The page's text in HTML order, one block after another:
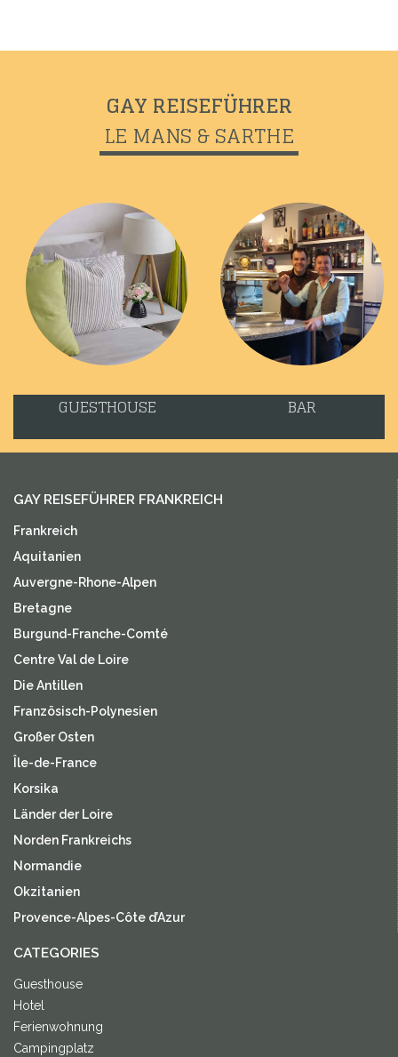
PreviousGAY REISEFÜHRER
LE MANS & SARTHE
GUESTHOUSE BAR
GAY REISEFÜHRER FRANKREICH
Frankreich
Aquitanien
Auvergne-Rhone-Alpen
Bretagne
Burgund-Franche-Comté
Centre Val de Loire
Die Antillen
Französisch-Polynesien
Großer Osten
Île-de-France
Korsika
Länder der Loire
Norden Frankreichs
Normandie
Okzitanien
Provence-Alpes-Côte d’Azur
CATEGORIES
Guesthouse
Hotel
Ferienwohnung
Campingplatz